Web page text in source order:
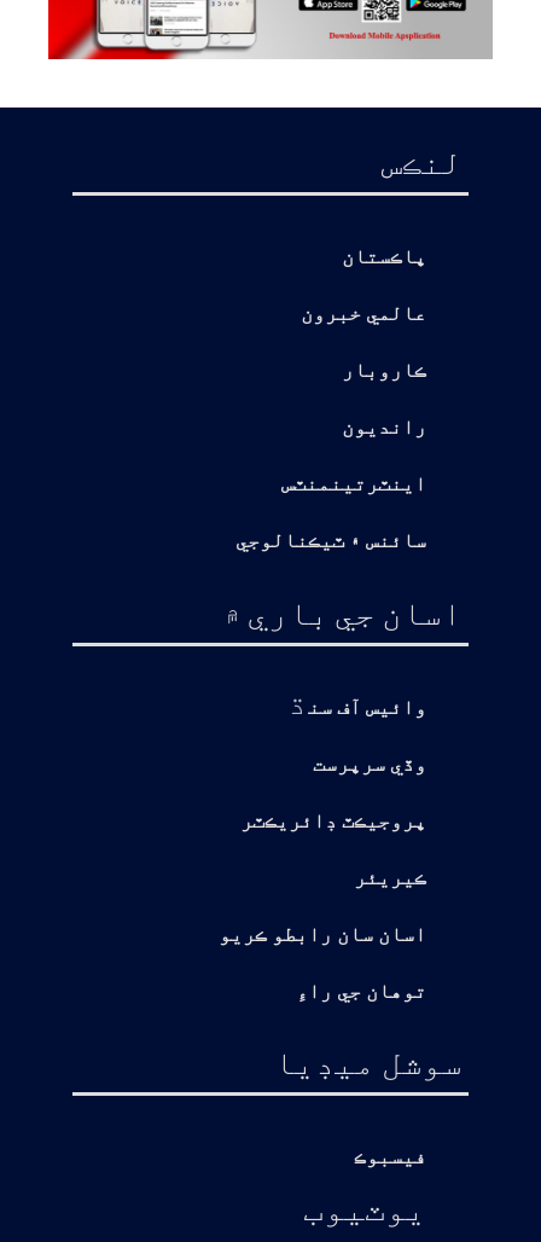
لنڪس
پاڪستان
عالمي خبرون
ڪاروبار
رانديون
اينٽرتينمنٽس
سائنس ۽ ٽيڪنالوجي
اسان جي باري ۾
وائيس آف سن ڌ
وڏي سرپرست
پروجيڪٽ ڊائريڪٽر
ڪيريئر
اسان سان رابطو ڪريو
توهان جي راءِ
سوشل ميڊيا
فيسبوڪ
يوٽيوب